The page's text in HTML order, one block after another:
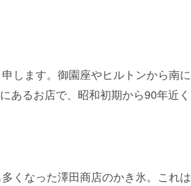
します。御園座やヒルトンから南に
あるお店で、昭和初期から90年近く
くなった澤田商店のかき氷。これは